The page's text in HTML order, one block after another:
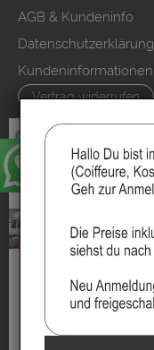
AGB & Kundeninfo
Datenschutzerklärung
Kundeninformationen
Vertrag widerrufen